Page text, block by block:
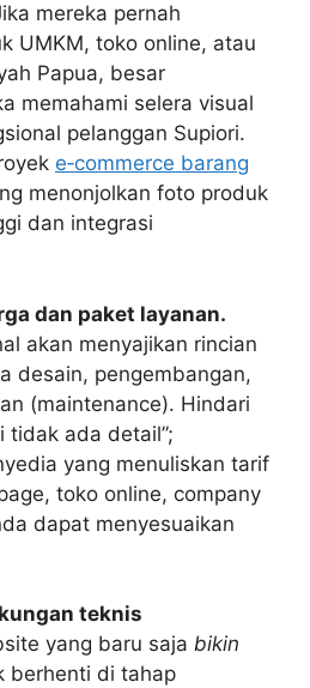
mereka pernah
UMKM, toko online, atau
Papua, besar
memahami selera visual
pelanggan Supiori.
e‑commerce barang
menonjolkan foto produk
dan integrasi
dan paket layanan.
akan menyajikan rincian
desain, pengembangan,
(maintenance). Hindari
tidak ada detail”;
yang menuliskan tarif
toko online, company
dapat menyesuaikan
teknis
yang baru saja bikin
berhenti di tahap